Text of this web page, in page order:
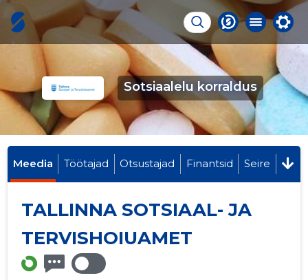
Sotsiaalelu korraldus
Meedia Töötajad Otsustajad Finantsid Seire
TALLINNA SOTSIAAL- JA
TERVISHOIUAMET